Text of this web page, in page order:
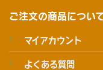
ご注文の商品につい
マイアカウント
よくある質問